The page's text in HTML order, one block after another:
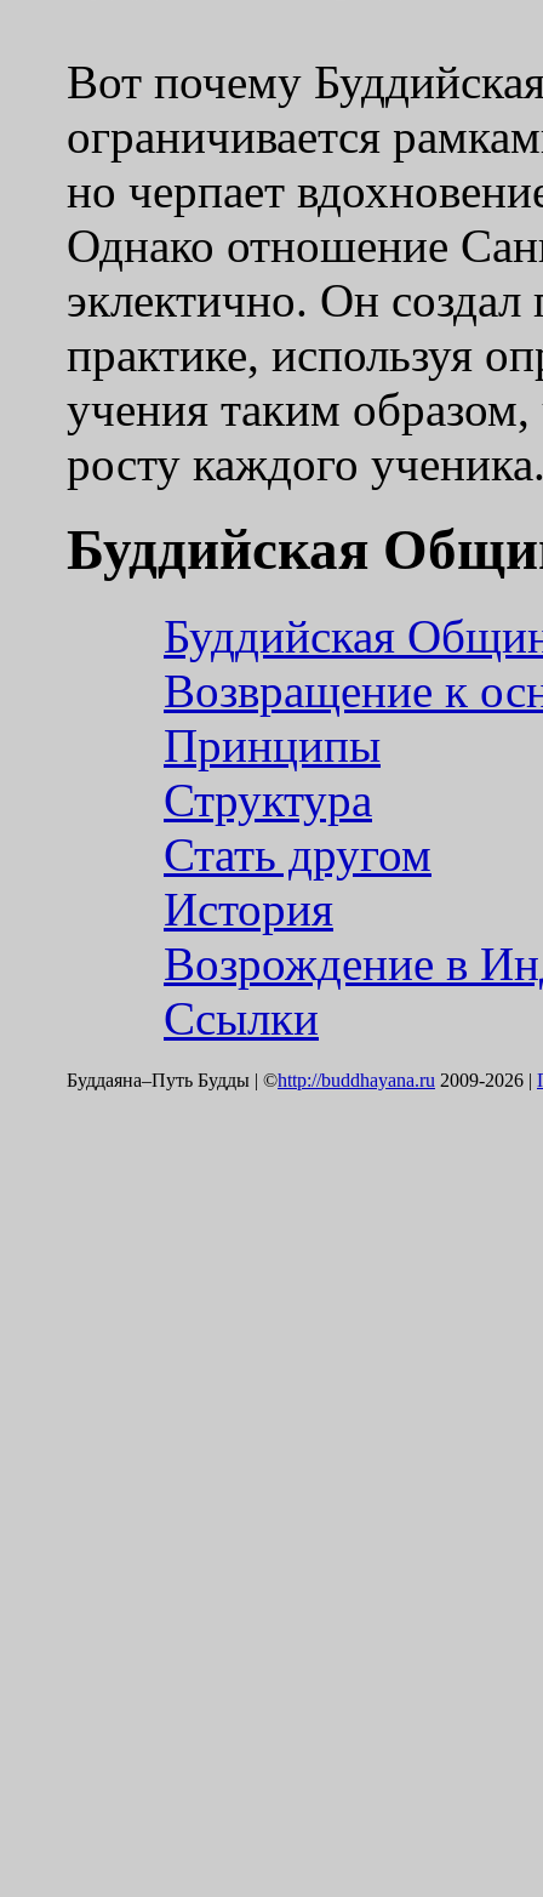
Вот почему
ограничивается
но черпает
Однако отношение
эклектично. Он
практике, используя
учения таким
росту каждого
Буддийская
Буддийская
Возвращение к
Принципы
Структура
Стать другом
История
Возрождение в
Ссылки
Буддаяна–Путь Будды | ©http://buddhayana.ru 2009-2026 |